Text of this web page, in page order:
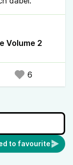
Volume 2
6
to favourite